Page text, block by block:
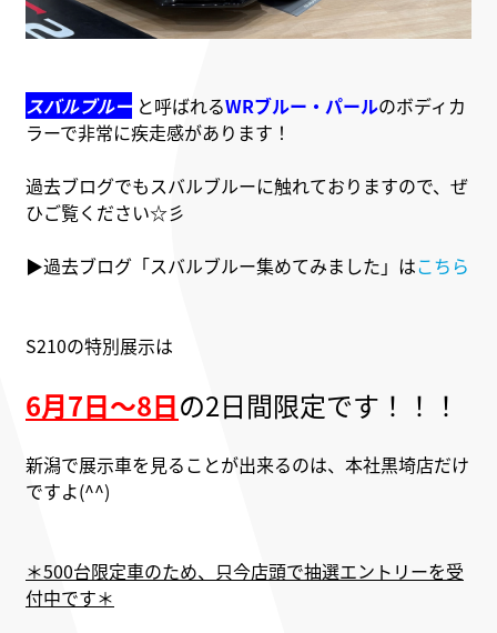
スバルブルー と呼ばれるWRブルー・パールのボディカ
ラーで非常に疾走感があります！
過去ブログでもスバルブルーに触れておりますので、ぜ
ひご覧ください☆彡
▶過去ブログ「スバルブルー集めてみました」はこちら
S210の特別展示は
6月7日～8日の2日間限定です！！！
新潟で展示車を見ることが出来るのは、本社黒埼店だけ
ですよ(^^)
＊500台限定車のため、只今店頭で抽選エントリーを受
付中です＊